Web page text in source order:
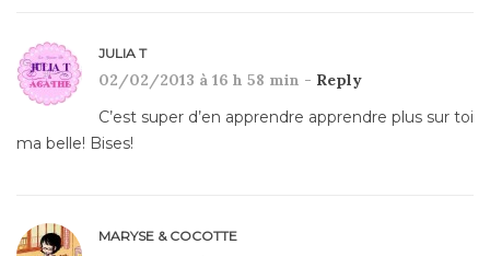
JULIA T
02/02/2013 à 16 h 58 min - Reply
C’est super d’en apprendre apprendre plus sur toi
ma belle! Bises!
MARYSE & COCOTTE